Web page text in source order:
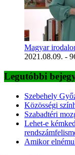
Magyar
2021.08.09. -
Legutóbbi
Szebehely
Közösségi
Szabadtéri
Lehet-e
Amikor